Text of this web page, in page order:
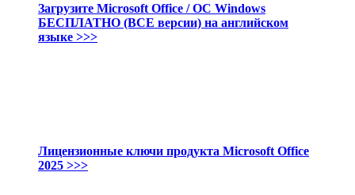
Загрузите Microsoft Office / ОС Windows
БЕСПЛАТНО (ВСЕ версии) на английском
языке >>>
Лицензионные ключи продукта Microsoft Office
2025 >>>